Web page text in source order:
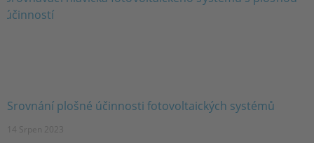
Srovnání plošné účinnosti fotovoltaických systémů
14 Srpen 2023